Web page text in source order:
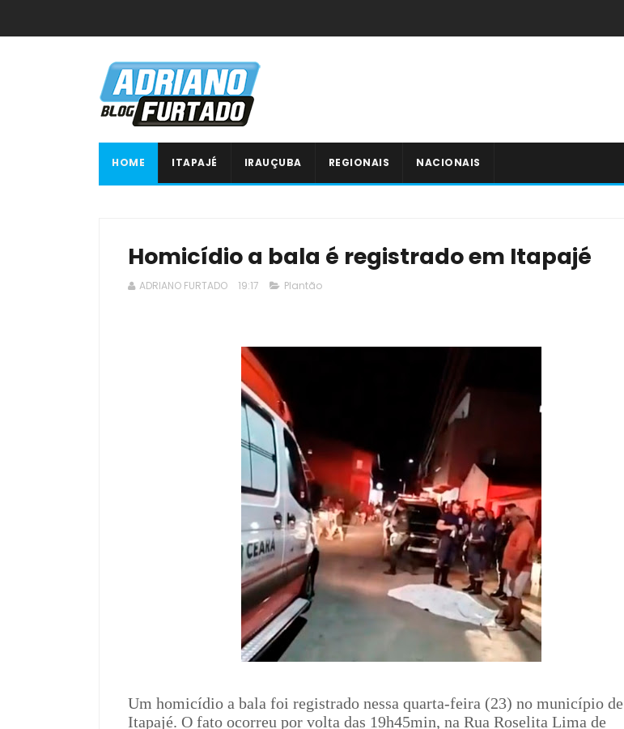
HOME ITAPAJÉ IRAUÇUBA REGIONAIS NACIONAIS
Homicídio a bala é registrado em Itapajé
ADRIANO FURTADO 19:17 Plantão
Um homicídio a bala foi registrado nessa quarta-feira (23) no município de
Itapajé. O fato ocorreu por volta das 19h45min, na Rua Roselita Lima de